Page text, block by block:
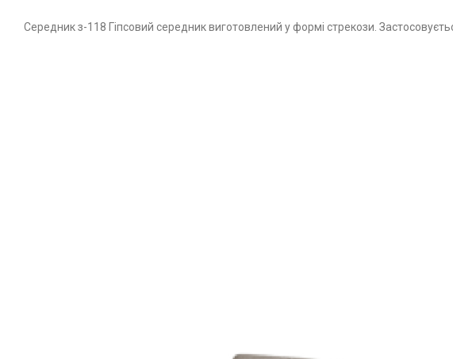
Середник з-118 Гіпсовий середник виготовлений у формі стрекози.